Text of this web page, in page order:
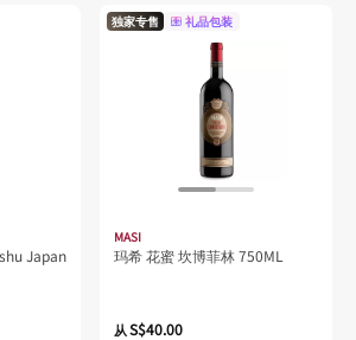
Japan
独家专售 礼品包装
MASI
玛希 花蜜 坎博菲林 750ML
从S$40.00